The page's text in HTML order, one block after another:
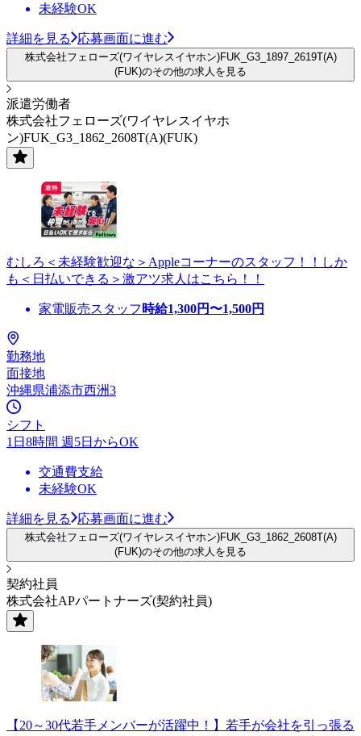
未経験OK
詳細を見る 応募画面に進む
株式会社フェローズ(ワイヤレスイヤホン)FUK_G3_1897_2619T(A)
(FUK)のその他の求人を見る
派遣労働者
株式会社フェローズ(ワイヤレスイヤホ
ン)FUK_G3_1862_2608T(A)(FUK)
むしろ＜未経験歓迎な＞Appleコーナーのスタッフ！！しか
も＜日払いできる＞激アツ求人はこちら！！
家電販売スタッフ 時給1,300円〜1,500円
勤務地
面接地
沖縄県浦添市西洲3
シフト
1日8時間 週5日からOK
交通費支給
未経験OK
詳細を見る 応募画面に進む
株式会社フェローズ(ワイヤレスイヤホン)FUK_G3_1862_2608T(A)
(FUK)のその他の求人を見る
契約社員
株式会社APパートナーズ(契約社員)
【20～30代若手メンバーが活躍中！】若手が会社を引っ張る